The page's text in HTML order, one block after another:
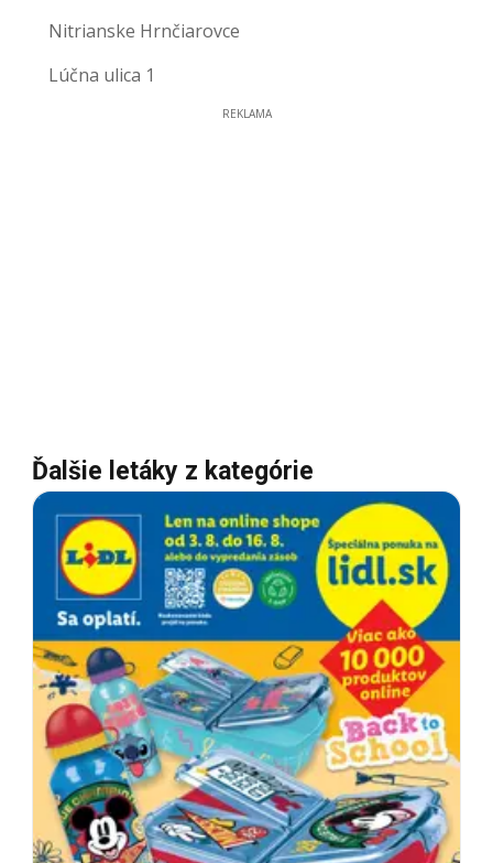
Nitrianske Hrnčiarovce
Lúčna ulica 1
REKLAMA
Ďalšie letáky z kategórie